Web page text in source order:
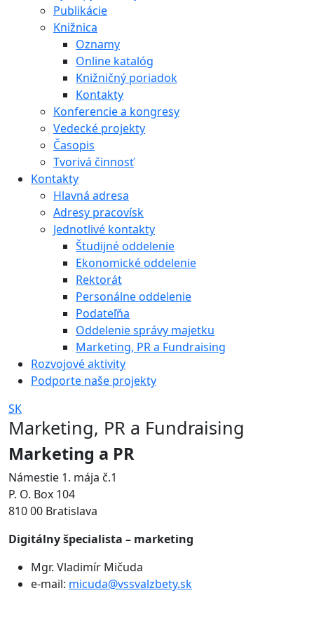
Publikácie
Knižnica
Oznamy
Online katalóg
Knižničný poriadok
Kontakty
Konferencie a kongresy
Vedecké projekty
Časopis
Tvorivá činnosť
Kontakty
Hlavná adresa
Adresy pracovísk
Jednotlivé kontakty
Študijné oddelenie
Ekonomické oddelenie
Rektorát
Personálne oddelenie
Podateľňa
Oddelenie správy majetku
Marketing, PR a Fundraising
Rozvojové aktivity
Podporte naše projekty
SK
Marketing, PR a Fundraising
Marketing a PR
Námestie 1. mája č.1
P. O. Box 104
810 00 Bratislava
Digitálny špecialista – marketing
Mgr. Vladimír Mičuda
e-mail: micuda@vssvalzbety.sk